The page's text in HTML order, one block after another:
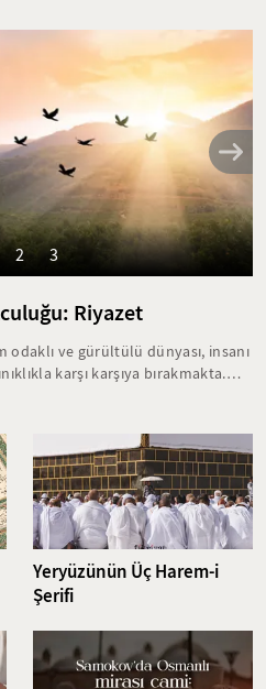
Riyazet
ve gürültülü dünyası, insanı
karşı karşıya bırakmakta.
klasikten günümüze uzanan
yöntemlerin günümüz
2 3
Yeryüzünün Üç Harem-i
Şerifi